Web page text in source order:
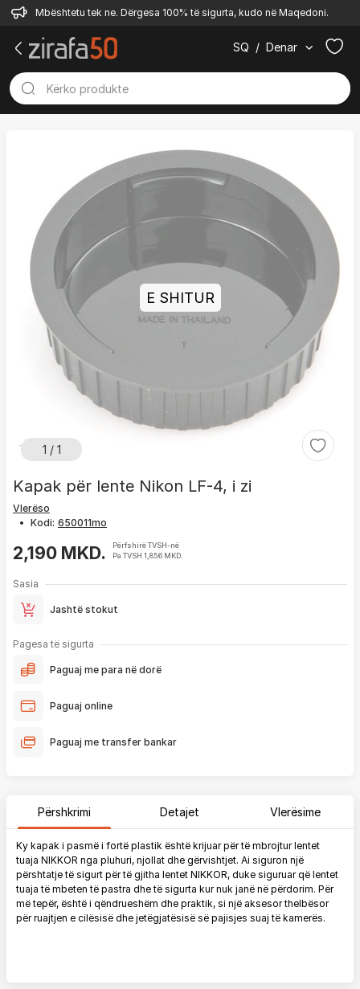
Mbështetu tek ne. Dërgesa 100% të sigurta, kudo në Maqedoni.
SQ / Denar
1 / 1
E SHITUR
Kapak për lente Nikon LF-4, i zi
Vlerëso
• Kodi:
2,190 MKD.
Përfshirë TVSH-në
Pa TVSH 1,856 MKD.
Sasia
Jashtë stokut
Pagesa të sigurta
Paguaj me para në dorë
Paguaj online
Paguaj me transfer bankar
Përshkrimi Detajet Vlerësime
Ky kapak i pasmë i fortë plastik është krijuar për të mbrojtur lentet
tuaja NIKKOR nga pluhuri, njollat ​​dhe gërvishtjet. Ai siguron një
përshtatje të sigurt për të gjitha lentet NIKKOR, duke siguruar që lentet
tuaja të mbeten të pastra dhe të sigurta kur nuk janë në përdorim. Për
më tepër, është i qëndrueshëm dhe praktik, si një aksesor thelbësor
për ruajtjen e cilësisë dhe jetëgjatësisë së pajisjes suaj të kamerës.